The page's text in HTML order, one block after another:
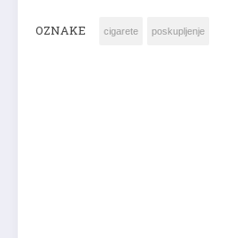
OZNAKE cigarete poskupljenje